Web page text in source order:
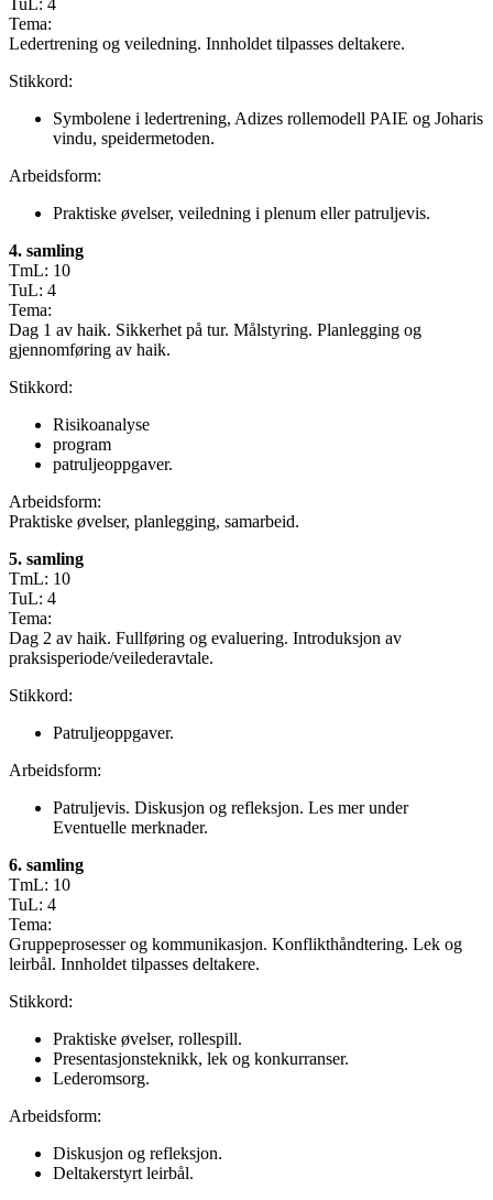
TuL: 4
Tema:
Ledertrening og veiledning. Innholdet tilpasses deltakere.
Stikkord:
Symbolene i ledertrening, Adizes rollemodell PAIE og Joharis
vindu, speidermetoden.
Arbeidsform:
Praktiske øvelser, veiledning i plenum eller patruljevis.
4. samling
TmL: 10
TuL: 4
Tema:
Dag 1 av haik. Sikkerhet på tur. Målstyring. Planlegging og
gjennomføring av haik.
Stikkord:
Risikoanalyse
program
patruljeoppgaver.
Arbeidsform:
Praktiske øvelser, planlegging, samarbeid.
5. samling
TmL: 10
TuL: 4
Tema:
Dag 2 av haik. Fullføring og evaluering. Introduksjon av
praksisperiode/veilederavtale.
Stikkord:
Patruljeoppgaver.
Arbeidsform:
Patruljevis. Diskusjon og refleksjon. Les mer under
Eventuelle merknader.
6. samling
TmL: 10
TuL: 4
Tema:
Gruppeprosesser og kommunikasjon. Konflikthåndtering. Lek og
leirbål. Innholdet tilpasses deltakere.
Stikkord:
Praktiske øvelser, rollespill.
Presentasjonsteknikk, lek og konkurranser.
Lederomsorg.
Arbeidsform:
Diskusjon og refleksjon.
Deltakerstyrt leirbål.